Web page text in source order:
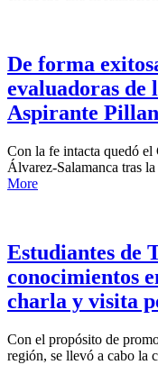
De forma
evaluadoras de
Aspirante
Con la fe intacta quedó
Álvarez-Salamanca tras
More
Estudiantes de
conocimientos
charla y visita
Con el propósito de
región, se llevó a cabo la